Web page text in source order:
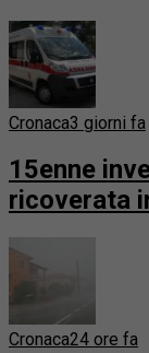
Cronaca3 giorni fa
15enne
ricoverata
Cronaca24 ore fa